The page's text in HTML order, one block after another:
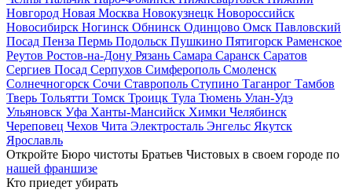
Новгород Новая Москва Новокузнецк Новороссийск
Новосибирск Ногинск Обнинск Одинцово Омск Павловский
Посад Пенза Пермь Подольск Пушкино Пятигорск Раменское
Реутов Ростов-на-Дону Рязань Самара Саранск Саратов
Сергиев Посад Серпухов Симферополь Смоленск
Солнечногорск Сочи Ставрополь Ступино Таганрог Тамбов
Тверь Тольятти Томск Троицк Тула Тюмень Улан-Удэ
Ульяновск Уфа Ханты-Мансийск Химки Челябинск
Череповец Чехов Чита Электросталь Энгельс Якутск
Ярославль
Откройте Бюро чистоты Братьев Чистовых в своем городе по
нашей франшизе
Кто приедет убирать